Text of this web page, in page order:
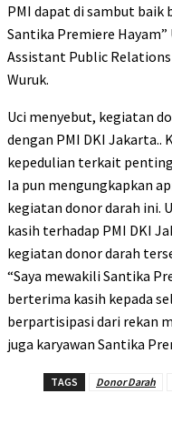
PMI dapat di sambut baik
Santika Premiere
Assistant Public
Wuruk.
Uci menyebut, kegiatan
dengan PMI DKI Jakarta..
kepedulian terkait
Ia pun mengungkapkan
kegiatan donor darah ini.
kasih terhadap PMI DKI
kegiatan donor darah
“Saya mewakili Santika
berterima kasih kepada
berpartisipasi dari rekan
juga karyawan Santika
TAGS Donor Darah